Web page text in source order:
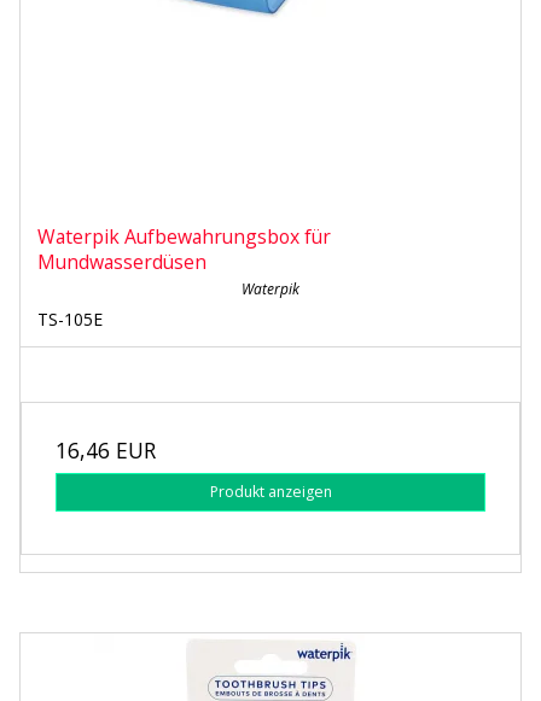
Waterpik Aufbewahrungsbox für
Mundwasserdüsen
Waterpik
TS-105E
16,46 EUR
Produkt anzeigen